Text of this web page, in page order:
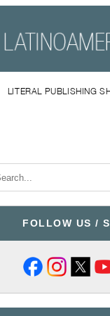
LITERAL PUBLISHING
FOLLOW US /